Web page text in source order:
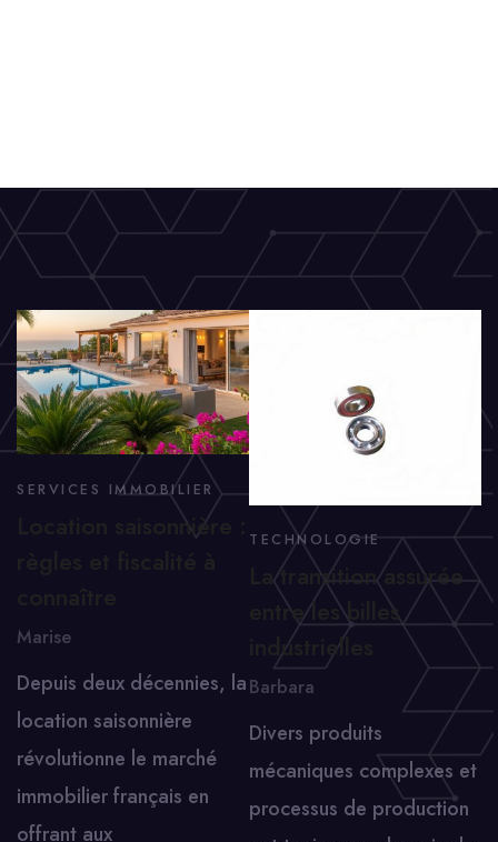
SERVICES IMMOBILIER
Location saisonnière :
Marise
Depuis deux décennies, la
location saisonnière
révolutionne le marché
immobilier français en
offrant aux
TECHNOLOGIE
La transition assurée
entre les billes
industrielles
Barbara
Divers produits
mécaniques complexes et
processus de production